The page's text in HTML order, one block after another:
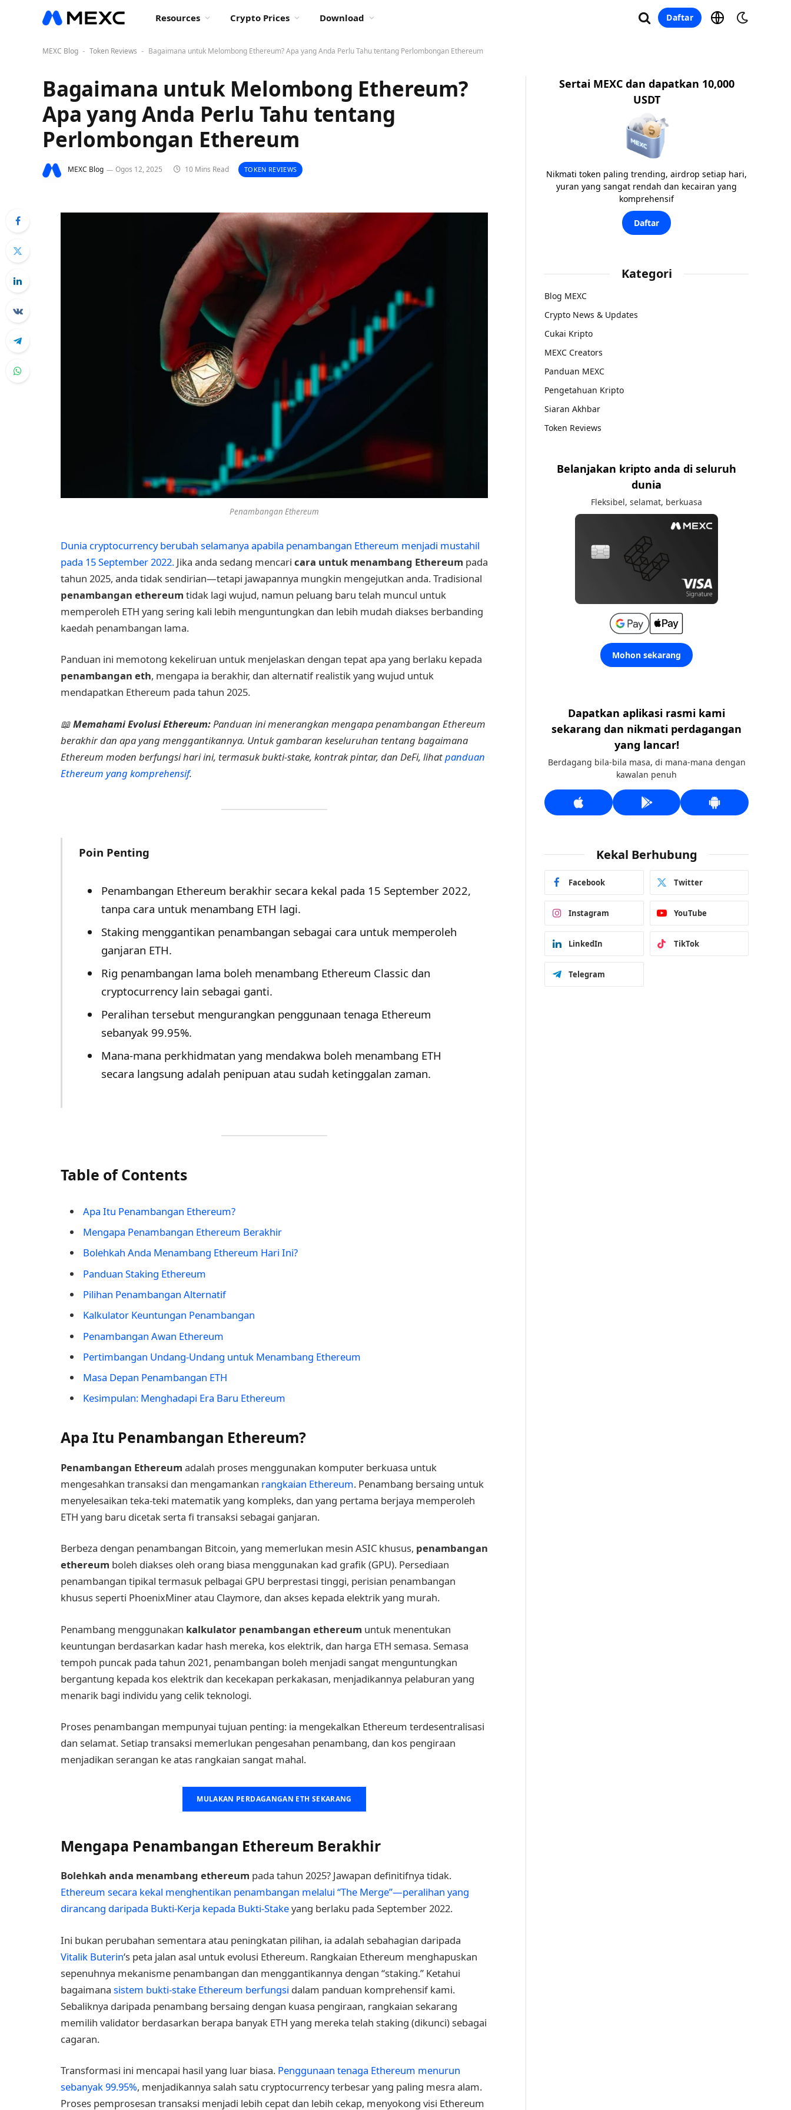
Resources Crypto Prices Download Daftar
MEXC Blog - Token Reviews - Bagaimana untuk Melombong Ethereum? Apa yang Anda Perlu Tahu tentang Perlombongan Ethereum
Bagaimana untuk Melombong Ethereum?
Apa yang Anda Perlu Tahu tentang
Perlombongan Ethereum
MEXC Blog Ogos 12, 2025 10 Mins Read TOKEN REVIEWS
Penambangan Ethereum
Dunia cryptocurrency berubah selamanya apabila penambangan Ethereum menjadi mustahil
pada 15 September 2022. Jika anda sedang mencari cara untuk menambang Ethereum pada
tahun 2025, anda tidak sendirian—tetapi jawapannya mungkin mengejutkan anda. Tradisional
penambangan ethereum tidak lagi wujud, namun peluang baru telah muncul untuk
memperoleh ETH yang sering kali lebih menguntungkan dan lebih mudah diakses berbanding
kaedah penambangan lama.
Panduan ini memotong kekeliruan untuk menjelaskan dengan tepat apa yang berlaku kepada
penambangan eth, mengapa ia berakhir, dan alternatif realistik yang wujud untuk
mendapatkan Ethereum pada tahun 2025.
📖Memahami Evolusi Ethereum:Panduan ini menerangkan mengapa penambangan Ethereum
berakhir dan apa yang menggantikannya. Untuk gambaran keseluruhan tentang bagaimana
Ethereum moden berfungsi hari ini, termasuk bukti-stake, kontrak pintar, dan DeFi, lihatpanduan
Ethereum yang komprehensif.
Poin Penting
Penambangan Ethereum berakhir secara kekal pada 15 September 2022,
tanpa cara untuk menambang ETH lagi.
Staking menggantikan penambangan sebagai cara untuk memperoleh
ganjaran ETH.
Rig penambangan lama boleh menambang Ethereum Classic dan
cryptocurrency lain sebagai ganti.
Peralihan tersebut mengurangkan penggunaan tenaga Ethereum
sebanyak 99.95%.
Mana-mana perkhidmatan yang mendakwa boleh menambang ETH
secara langsung adalah penipuan atau sudah ketinggalan zaman.
Table of Contents
Apa Itu Penambangan Ethereum?
Mengapa Penambangan Ethereum Berakhir
Bolehkah Anda Menambang Ethereum Hari Ini?
Panduan Staking Ethereum
Pilihan Penambangan Alternatif
Kalkulator Keuntungan Penambangan
Penambangan Awan Ethereum
Pertimbangan Undang-Undang untuk Menambang Ethereum
Masa Depan Penambangan ETH
Kesimpulan: Menghadapi Era Baru Ethereum
Apa Itu Penambangan Ethereum?
Penambangan Ethereum adalah proses menggunakan komputer berkuasa untuk
mengesahkan transaksi dan mengamankan rangkaian Ethereum. Penambang bersaing untuk
menyelesaikan teka-teki matematik yang kompleks, dan yang pertama berjaya memperoleh
ETH yang baru dicetak serta fi transaksi sebagai ganjaran.
Berbeza dengan penambangan Bitcoin, yang memerlukan mesin ASIC khusus, penambangan
ethereum boleh diakses oleh orang biasa menggunakan kad grafik (GPU). Persediaan
penambangan tipikal termasuk pelbagai GPU berprestasi tinggi, perisian penambangan
khusus seperti PhoenixMiner atau Claymore, dan akses kepada elektrik yang murah.
Penambang menggunakan kalkulator penambangan ethereum untuk menentukan
keuntungan berdasarkan kadar hash mereka, kos elektrik, dan harga ETH semasa. Semasa
tempoh puncak pada tahun 2021, penambangan boleh menjadi sangat menguntungkan
bergantung kepada kos elektrik dan kecekapan perkakasan, menjadikannya pelaburan yang
menarik bagi individu yang celik teknologi.
Proses penambangan mempunyai tujuan penting: ia mengekalkan Ethereum terdesentralisasi
dan selamat. Setiap transaksi memerlukan pengesahan penambang, dan kos pengiraan
menjadikan serangan ke atas rangkaian sangat mahal.
MULAKAN PERDAGANGAN ETH SEKARANG
Mengapa Penambangan Ethereum Berakhir
Bolehkah anda menambang ethereum pada tahun 2025? Jawapan definitifnya tidak.
Ethereum secara kekal menghentikan penambangan melalui “The Merge”—peralihan yang
dirancang daripada Bukti-Kerja kepada Bukti-Stakeyang berlaku pada September 2022.
Ini bukan perubahan sementara atau peningkatan pilihan, ia adalah sebahagian daripada
Vitalik Buterin‘s peta jalan asal untuk evolusi Ethereum. Rangkaian Ethereum menghapuskan
sepenuhnya mekanisme penambangan dan menggantikannya dengan “staking.” Ketahui
bagaimana sistem bukti-stake Ethereum berfungsi dalam panduan komprehensif kami.
Sebaliknya daripada penambang bersaing dengan kuasa pengiraan, rangkaian sekarang
memilih validator berdasarkan berapa banyak ETH yang mereka telah staking (dikunci) sebagai
cagaran.
Transformasi ini mencapai hasil yang luar biasa. Penggunaan tenaga Ethereum menurun
sebanyak 99.95%, menjadikannya salah satu cryptocurrency terbesar yang paling mesra alam.
Proses pemprosesan transaksi menjadi lebih cepat dan lebih cekap, menyokong visi Ethereum
Sertai MEXC dan dapatkan 10,000
USDT
Nikmati token paling trending, airdrop setiap hari,
yuran yang sangat rendah dan kecairan yang
komprehensif
Daftar
Kategori
Blog MEXC
Crypto News & Updates
Cukai Kripto
MEXC Creators
Panduan MEXC
Pengetahuan Kripto
Siaran Akhbar
Token Reviews
Belanjakan kripto anda di seluruh
dunia
Fleksibel, selamat, berkuasa
Mohon sekarang
Dapatkan aplikasi rasmi kami
sekarang dan nikmati perdagangan
yang lancar!
Berdagang bila-bila masa, di mana-mana dengan
kawalan penuh
Kekal Berhubung
Facebook Twitter
Instagram YouTube
LinkedIn TikTok
Telegram